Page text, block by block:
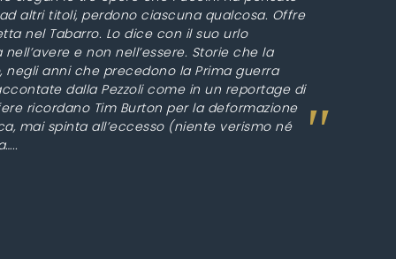
altri titoli, perdono ciascuna qualcosa. Offre
nel Tabarro. Lo dice con il suo urlo
e non nell’essere. Storie che la
negli anni che precedono la Prima guerra
dalla Pezzoli come in un reportage di
ricordano Tim Burton per la deformazione
mai spinta all’eccesso (niente verismo né